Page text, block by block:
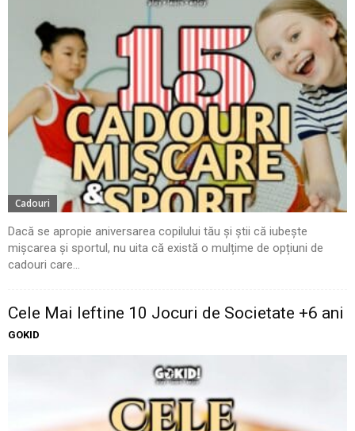
Cadouri
Dacă se apropie aniversarea copilului tău și știi că iubește
mișcarea și sportul, nu uita că există o mulțime de opțiuni de
cadouri care...
Cele Mai Ieftine 10 Jocuri de Societate +6 ani
GOKID